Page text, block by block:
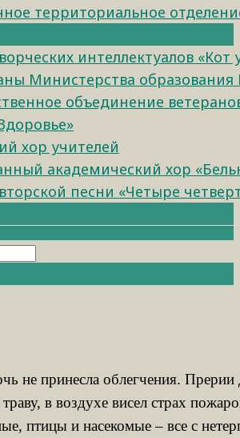
территориальное
интеллектуалов «Кот
Министерства образования
объединение
хор учителей
академический хор
песни «Четыре
не принесла облегчения. Прерии
в воздухе висел страх
птицы и насекомые – все с